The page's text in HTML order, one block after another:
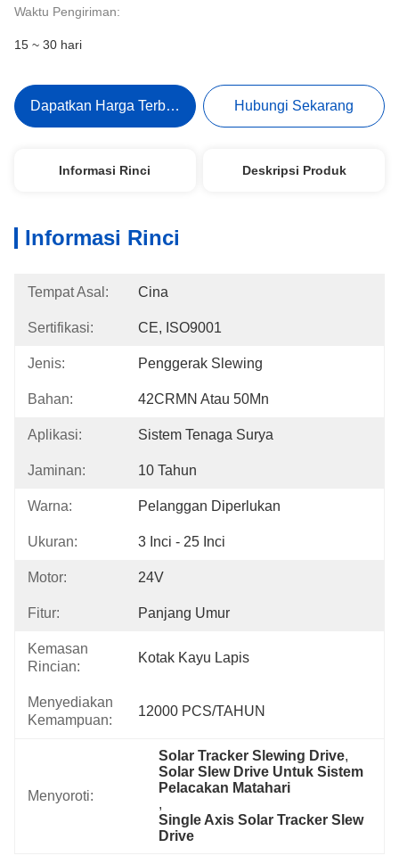
Waktu Pengiriman:
15 ~ 30 hari
Dapatkan Harga Terbaik Hubungi Sekarang
Informasi Rinci Deskripsi Produk
Informasi Rinci
Tempat Asal: Cina
Sertifikasi: CE, ISO9001
Jenis: Penggerak Slewing
Bahan: 42CRMN Atau 50Mn
Aplikasi: Sistem Tenaga Surya
Jaminan: 10 Tahun
Warna: Pelanggan Diperlukan
Ukuran: 3 Inci - 25 Inci
Motor: 24V
Fitur: Panjang Umur
Kemasan
Rincian:
Kotak Kayu Lapis
Menyediakan
Kemampuan:
12000 PCS/TAHUN
Menyoroti:
Solar Tracker Slewing Drive,
Solar Slew Drive Untuk Sistem
Pelacakan Matahari
,
Single Axis Solar Tracker Slew
Drive